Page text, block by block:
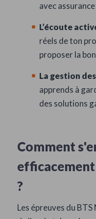
avec
L’écoute
réels de ton
proposer la
La gestion
apprends à
des solutions
Comment
?
Les épreuves du